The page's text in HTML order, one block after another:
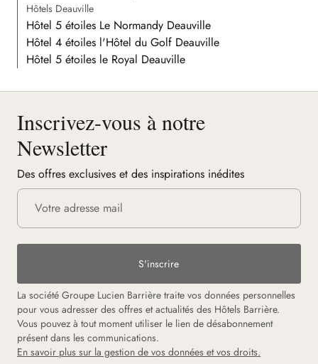
Hôtels Deauville
Hôtel 5 étoiles Le Normandy Deauville
Hôtel 4 étoiles l'Hôtel du Golf Deauville
Hôtel 5 étoiles le Royal Deauville
Inscrivez-vous à notre
Newsletter
Des offres exclusives et des inspirations inédites
S'inscrire
La société Groupe Lucien Barrière traite vos données personnelles
pour vous adresser des offres et actualités des Hôtels Barrière.
Vous pouvez à tout moment utiliser le lien de désabonnement
présent dans les communications.
En savoir plus sur la gestion de vos données et vos droits.